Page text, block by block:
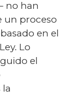
no han
un proceso
en el
Lo
el